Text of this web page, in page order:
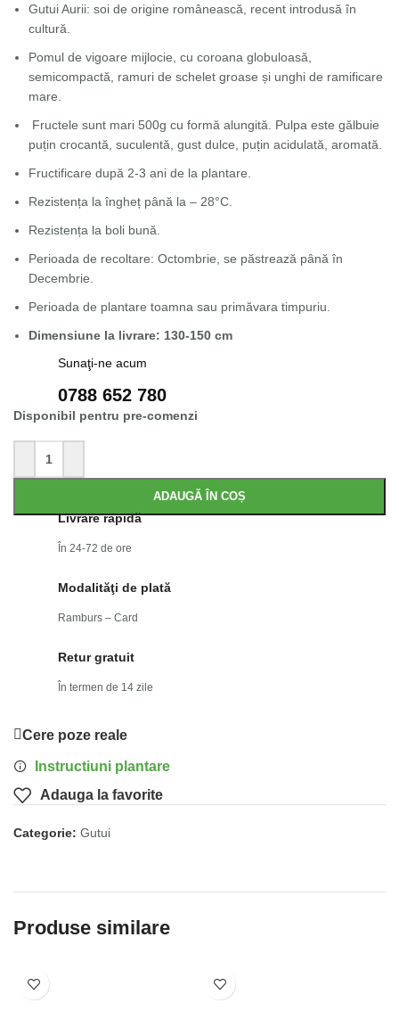
Gutui Aurii: soi de origine românească, recent introdusă în
cultură.
Pomul de vigoare mijlocie, cu coroana globuloasă,
semicompactă, ramuri de schelet groase și unghi de ramificare
mare.
Fructele sunt mari 500g cu formă alungită. Pulpa este gălbuie
puțin crocantă, suculentă, gust dulce, puțin acidulată, aromată.
Fructificare după 2-3 ani de la plantare.
Rezistența la îngheț până la – 28°C.
Rezistența la boli bună.
Perioada de recoltare: Octombrie, se păstrează până în
Decembrie.
Perioada de plantare toamna sau primăvara timpuriu.
Dimensiune la livrare: 130-150 cm
Sunaţi-ne acum
0788 652 780
Disponibil pentru pre-comenzi
ADAUGĂ ÎN COȘ
Livrare rapidă
În 24-72 de ore
Modalităţi de plată
Ramburs – Card
Retur gratuit
În termen de 14 zile
Cere poze reale
Instructiuni plantare
Adauga la favorite
Categorie: Gutui
Produse similare